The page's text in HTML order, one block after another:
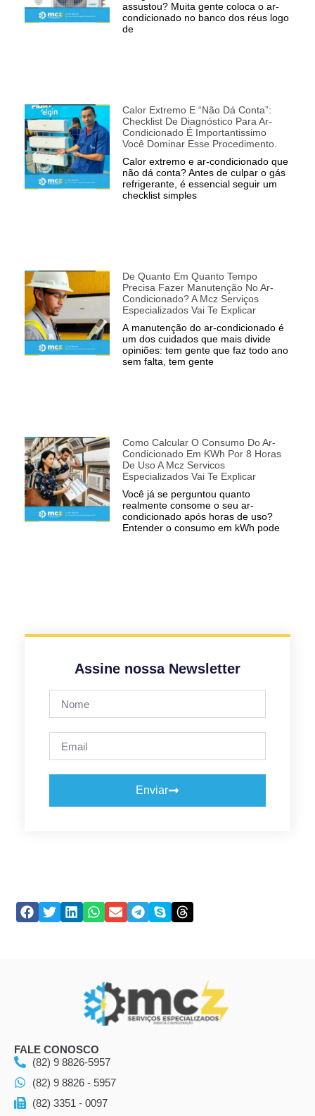
assustou? Muita gente coloca o ar-
condicionado no banco dos réus logo
de
Calor Extremo E “não Dá Conta”:
Checklist De Diagnóstico Para Ar-
Condicionado É Importantissimo
Você Dominar Esse Procedimento.
Calor extremo e ar-condicionado que
não dá conta? Antes de culpar o gás
refrigerante, é essencial seguir um
checklist simples
De Quanto Em Quanto Tempo
Precisa Fazer Manutenção No Ar-
Condicionado? A Mcz Serviços
Especializados Vai Te Explicar
A manutenção do ar-condicionado é
um dos cuidados que mais divide
opiniões: tem gente que faz todo ano
sem falta, tem gente
Como Calcular O Consumo Do Ar-
Condicionado Em KWh Por 8 Horas
De Uso A Mcz Servicos
Especializados Vai Te Explicar
Você já se perguntou quanto
realmente consome o seu ar-
condicionado após horas de uso?
Entender o consumo em kWh pode
Assine nossa Newsletter
Enviar
FALE CONOSCO
(82) 9 8826-5957
(82) 9 8826 - 5957
(82) 3351 - 0097